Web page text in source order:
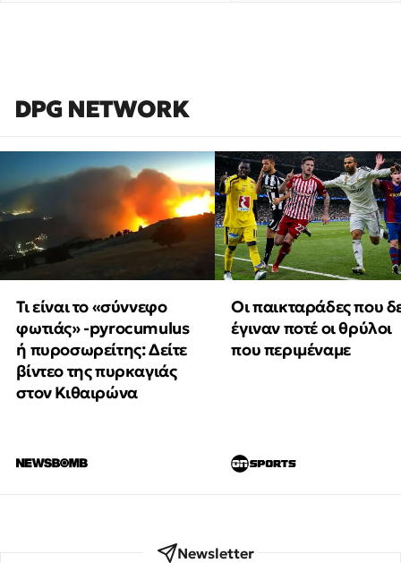
DPG NETWORK
Τι είναι το «σύννεφο
φωτιάς» -pyrocumulus
ή πυροσωρείτης: Δείτε
βίντεο της πυρκαγιάς
στον Κιθαιρώνα
Οι παικταράδες που
έγιναν ποτέ οι θρύλοι
που περιμέναμε
Newsletter